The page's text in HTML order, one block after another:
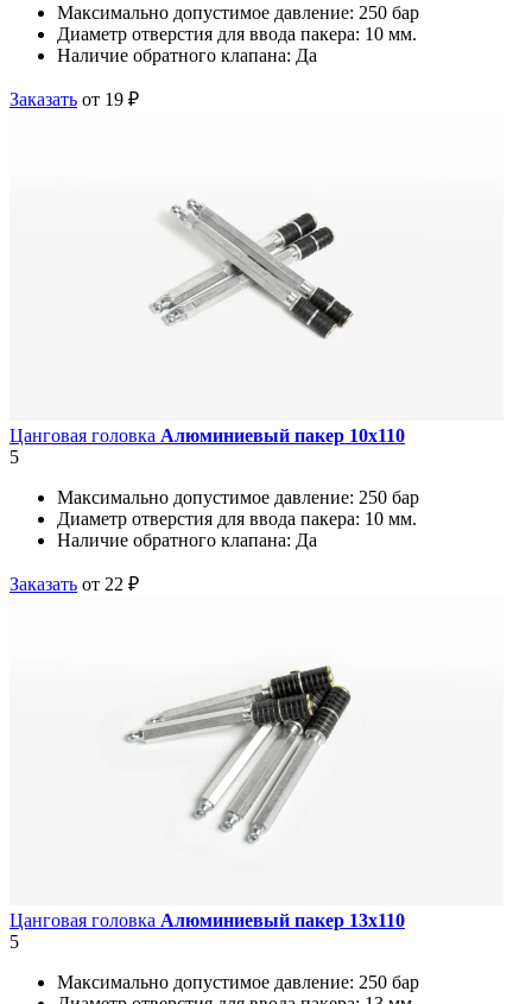
Максимально допустимое давление: 250 бар
Диаметр отверстия для ввода пакера: 10 мм.
Наличие обратного клапана: Да
Заказать от 19 ₽
Цанговая головка Алюминиевый пакер 10х110
5
Максимально допустимое давление: 250 бар
Диаметр отверстия для ввода пакера: 10 мм.
Наличие обратного клапана: Да
Заказать от 22 ₽
Цанговая головка Алюминиевый пакер 13х110
5
Максимально допустимое давление: 250 бар